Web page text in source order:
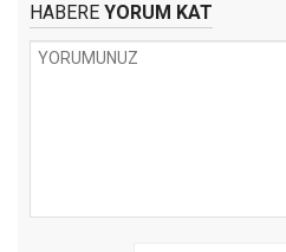
HABERE YORUM KAT